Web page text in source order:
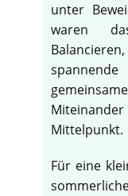
unter
waren
spannende
Mittelpunkt.
Für eine